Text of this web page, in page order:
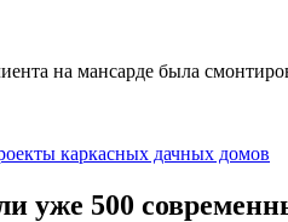
на мансарде была
каркасных дачных домов
уже 500